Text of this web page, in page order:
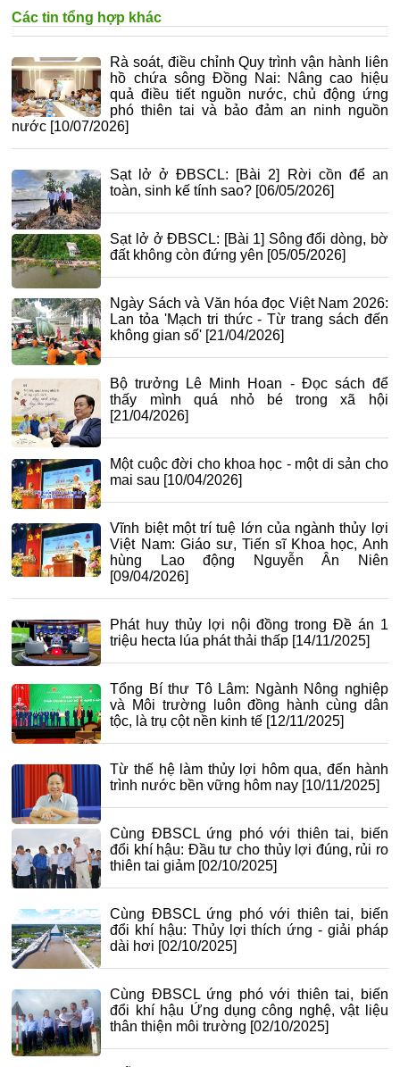
Các tin tổng hợp khác
Rà soát, điều chỉnh Quy trình vận hành liên
hồ chứa sông Đồng Nai: Nâng cao hiệu
quả điều tiết nguồn nước, chủ động ứng
phó thiên tai và bảo đảm an ninh nguồn
nước [10/07/2026]
Sạt lở ở ĐBSCL: [Bài 2] Rời cồn để an
toàn, sinh kế tính sao? [06/05/2026]
Sạt lở ở ĐBSCL: [Bài 1] Sông đổi dòng, bờ
đất không còn đứng yên [05/05/2026]
Ngày Sách và Văn hóa đọc Việt Nam 2026:
Lan tỏa 'Mạch tri thức - Từ trang sách đến
không gian số' [21/04/2026]
Bộ trưởng Lê Minh Hoan - Đọc sách để
thấy mình quá nhỏ bé trong xã hội
[21/04/2026]
Một cuộc đời cho khoa học - một di sản cho
mai sau [10/04/2026]
Vĩnh biệt một trí tuệ lớn của ngành thủy lợi
Việt Nam: Giáo sư, Tiến sĩ Khoa học, Anh
hùng Lao động Nguyễn Ân Niên
[09/04/2026]
Phát huy thủy lợi nội đồng trong Đề án 1
triệu hecta lúa phát thải thấp [14/11/2025]
Tổng Bí thư Tô Lâm: Ngành Nông nghiệp
và Môi trường luôn đồng hành cùng dân
tộc, là trụ cột nền kinh tế [12/11/2025]
Từ thế hệ làm thủy lợi hôm qua, đến hành
trình nước bền vững hôm nay [10/11/2025]
Cùng ĐBSCL ứng phó với thiên tai, biến
đổi khí hậu: Đầu tư cho thủy lợi đúng, rủi ro
thiên tai giảm [02/10/2025]
Cùng ĐBSCL ứng phó với thiên tai, biến
đổi khí hậu: Thủy lợi thích ứng - giải pháp
dài hơi [02/10/2025]
Cùng ĐBSCL ứng phó với thiên tai, biến
đổi khí hậu Ứng dụng công nghệ, vật liệu
thân thiện môi trường [02/10/2025]